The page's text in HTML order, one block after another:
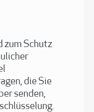
zum Schutz
die Sie
senden,